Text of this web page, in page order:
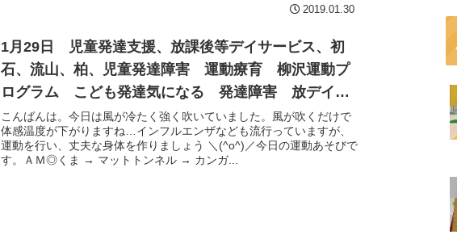
2019.01.30
1月29日 児童発達支援、放課後等デイサービス、初
石、流山、柏、児童発達障害 運動療育 柳沢運動プ
ログラム こども発達気になる 発達障害 放デイ
自閉症 学習障害 LD ADHD アスペルガー症候群
こんばんは。今日は風が冷たく強く吹いていました。風が吹くだけで
体感温度が下がりますね…インフルエンザなども流行っていますが、
運動を行い、丈夫な身体を作りましょう ＼(^o^)／今日の運動あそびで
す。ＡＭ◎くま → マットトンネル → カンガ...